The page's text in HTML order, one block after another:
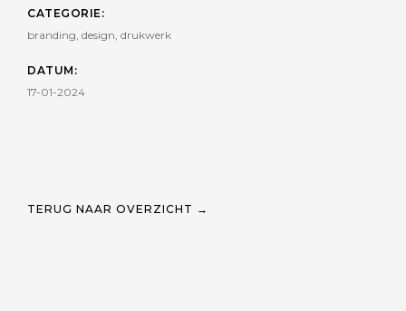
CATEGORIE:
branding, design, drukwerk
DATUM:
17-01-2024
TERUG NAAR OVERZICHT →